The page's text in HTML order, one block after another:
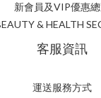
新會員及VIP優惠
& HEALTH
客服資訊
運送服務方式